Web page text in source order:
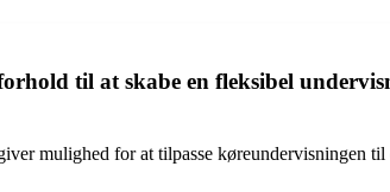
til at skabe en fleksibel
mulighed for at tilpasse køreundervisningen